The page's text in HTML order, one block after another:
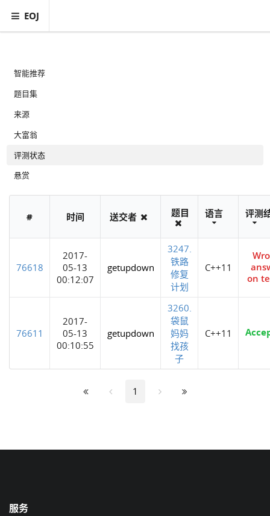
EOJ
智能推荐
题目集
来源
大富翁
评测状态
悬赏
# 时间 送交者 题目 语言 评测
76618
2017-
05-13
00:12:07
getupdown
3247.
铁路
修复
计划
C++11
on
76611
2017-
05-13
00:10:55
getupdown
3260.
袋鼠
妈妈
找孩
子
C++11
1
服务